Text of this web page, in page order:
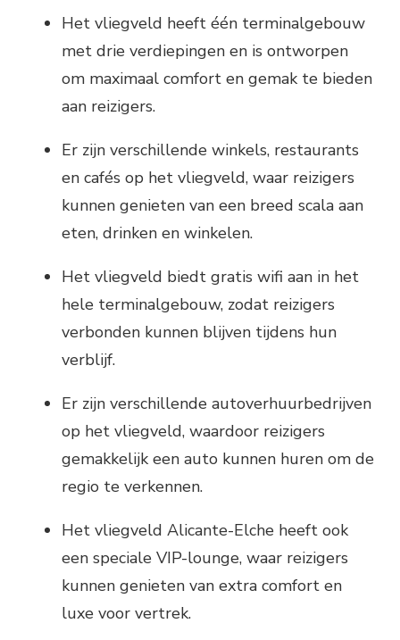
Het vliegveld heeft één terminalgebouw
met drie verdiepingen en is ontworpen
om maximaal comfort en gemak te bieden
aan reizigers.
Er zijn verschillende winkels, restaurants
en cafés op het vliegveld, waar reizigers
kunnen genieten van een breed scala aan
eten, drinken en winkelen.
Het vliegveld biedt gratis wifi aan in het
hele terminalgebouw, zodat reizigers
verbonden kunnen blijven tijdens hun
verblijf.
Er zijn verschillende autoverhuurbedrijven
op het vliegveld, waardoor reizigers
gemakkelijk een auto kunnen huren om de
regio te verkennen.
Het vliegveld Alicante-Elche heeft ook
een speciale VIP-lounge, waar reizigers
kunnen genieten van extra comfort en
luxe voor vertrek.